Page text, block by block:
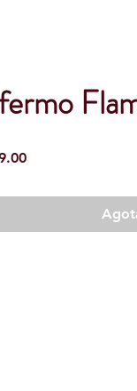
Precio